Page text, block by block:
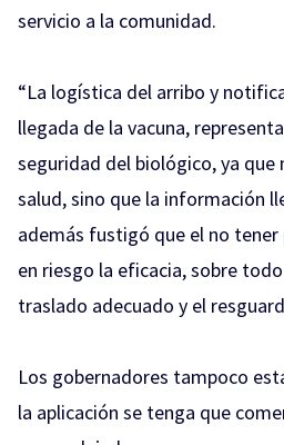
servicio a la comunidad.
“La logística del arribo y
llegada de la vacuna,
seguridad del biológico, ya que
salud, sino que la información
además fustigó que el no
en riesgo la eficacia, sobre
traslado adecuado y el
Los gobernadores tampoco
la aplicación se tenga que